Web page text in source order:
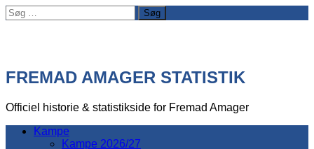
Søg
efter:
FREMAD AMAGER STATISTIK
Officiel historie & statistikside for Fremad Amager
Kampe
Kampe 2026/27